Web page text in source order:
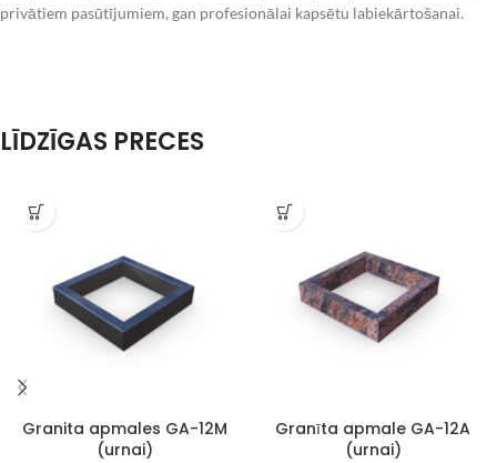
privātiem pasūtījumiem, gan profesionālai kapsētu labiekārtošanai.
LĪDZĪGAS PRECES
Granita apmales GA-12M
(urnai)
Granīta apmale GA-12A
(urnai)